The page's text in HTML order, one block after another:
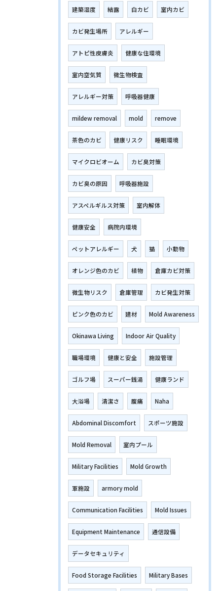
建築湿度 結露 白カビ 室内カビ
カビ発生場所 アレルギー
アトピ性皮膚炎 健康な住環境
室内空気質 微生物検査
アレルギー対策 呼吸器健康
mildew removal mold remove
茶色のカビ 健康リスク 睡眠環境
マイクロビオーム カビ臭対策
カビ臭の原因 呼吸器施設
アスペルギルス対策 室内解体
健康安全 病院内環境
ペットアレルギー 犬 猫 小動物
オレンジ色のカビ 植物 倉庫カビ対策
微生物リスク 倉庫管理 カビ発生対策
ピンク色のカビ 建材 Mold Awareness
Okinawa Living Indoor Air Quality
職場環境 健康と安全 施設管理
ゴルフ場 スーパー銭湯 健康ランド
大浴場 清潔さ 腹痛 Naha
Abdominal Discomfort スポーツ施設
Mold Removal 室内プール
Military Facilities Mold Growth
軍施設 armory mold
Communication Facilities Mold Issues
Equipment Maintenance 通信設備
データセキュリティ
Food Storage Facilities Military Bases